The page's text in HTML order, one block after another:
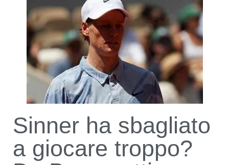
Sinner ha sbagliato
a giocare troppo?